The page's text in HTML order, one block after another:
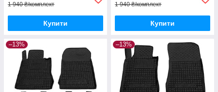
1 940 ₴/комплект
Купити
1 940 ₴/комплект
Купити
–13% –13%